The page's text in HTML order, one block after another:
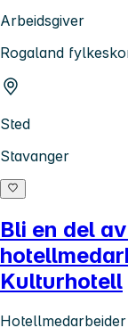
Arbeidsgiver
Rogaland
Sted
Stavanger
Bli en del
Kulturhotell
Hotellmedarbeider